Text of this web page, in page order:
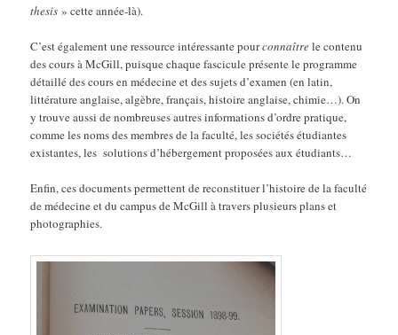
thesis » cette année-là).
C’est également une ressource intéressante pourconnaîtrele contenu
des cours à McGill, puisque chaque fascicule présente le programme
détaillé des cours en médecine et des sujets d’examen (en latin,
littérature anglaise, algèbre, français, histoire anglaise, chimie…). On
y trouve aussi de nombreuses autres informations d’ordre pratique,
comme les noms des membres de la faculté, les sociétés étudiantes
existantes, les solutions d’hébergement proposées aux étudiants…
Enfin, ces documents permettent de reconstituer l’histoire de la faculté
de médecine et du campus de McGill à travers plusieurs plans et
photographies.